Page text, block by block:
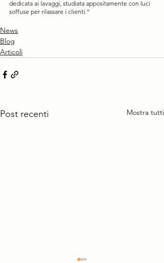
dedicata ai lavaggi, studiata appositamente con luci
soffuse per rilassare i clienti.”
News
Blog
Articoli
Post recenti Mostra tutti